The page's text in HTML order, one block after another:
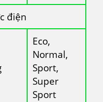
điện
Eco,
Normal,
Sport,
Super
Sport